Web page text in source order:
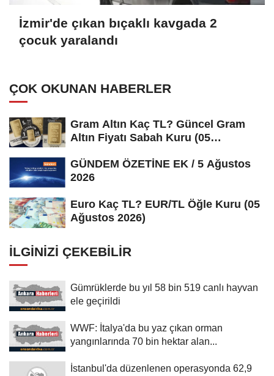
İzmir'de çıkan bıçaklı kavgada 2
çocuk yaralandı
ÇOK OKUNAN HABERLER
Gram Altın Kaç TL? Güncel Gram
Altın Fiyatı Sabah Kuru (05
GÜNDEM ÖZETİNE EK / 5 Ağustos
2026
Euro Kaç TL? EUR/TL Öğle Kuru (05
Ağustos 2026)
İLGINIZI ÇEKEBILIR
Gümrüklerde bu yıl 58 bin 519 canlı hayvan
ele geçirildi
WWF: İtalya'da bu yaz çıkan orman
yangınlarında 70 bin hektar alan...
İstanbul'da düzenlenen operasyonda 62,9